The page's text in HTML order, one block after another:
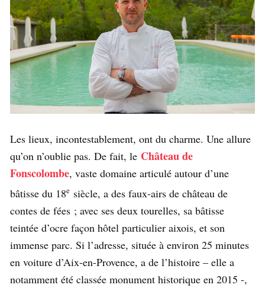
Les lieux, incontestablement, ont du charme. Une allure
qu’on n’oublie pas. De fait, le Château de
Fonscolombe, vaste domaine articulé autour d’une
bâtisse du 18e siècle, a des faux-airs de château de
contes de fées ; avec ses deux tourelles, sa bâtisse
teintée d’ocre façon hôtel particulier aixois, et son
immense parc. Si l’adresse, située à environ 25 minutes
en voiture d’Aix-en-Provence, a de l’histoire – elle a
notamment été classée monument historique en 2015 -,